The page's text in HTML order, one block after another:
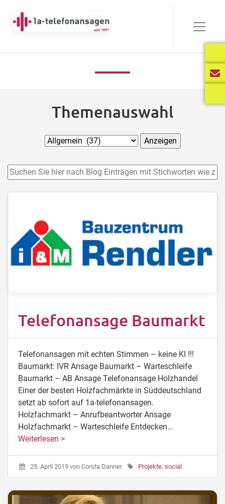
Themenauswahl
Telefonansage Baumarkt
Telefonansagen mit echten Stimmen – keine KI !!!
Baumarkt: IVR Ansage Baumarkt – Warteschleife
Baumarkt – AB Ansage Telefonansage Holzhandel
Einer der besten Holzfachmärkte in Süddeutschland
setzt ab sofort auf 1a-telefonansagen.
Holzfachmarkt – Anrufbeantworter Ansage
Holzfachmarkt – Warteschleife Entdecken…
Weiterlesen >
25. April 2019 von Corsta Danner Projekte, social